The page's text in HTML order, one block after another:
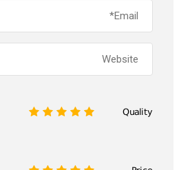
Quality
5
4
3
2